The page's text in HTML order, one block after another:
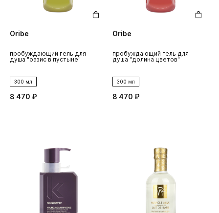
Oribe
пробуждающий гель для
душа "оазис в пустыне"
300 мл
8 470 ₽
Oribe
пробуждающий гель для
душа "долина цветов"
300 мл
8 470 ₽